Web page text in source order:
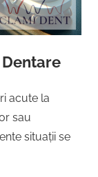
acute la
sau
situații se